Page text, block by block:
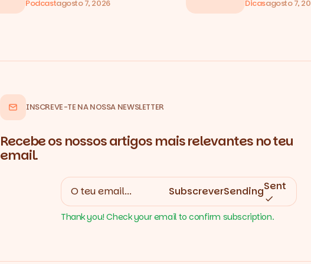
Podcastagosto 7, 2026 Dicasagosto 7,
INSCREVE-TE NA NOSSA NEWSLETTER
Recebe os nossos artigos mais relevantes no teu
email.
SubscreverSendingSent
Thank you! Check your email to confirm subscription.